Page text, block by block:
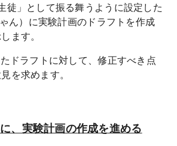
徒」として振る舞うように設定した
ん）に実験計画のドラフトを作成
ます。
ドラフトに対して、修正すべき点
を求めます。
、実験計画の作成を進める